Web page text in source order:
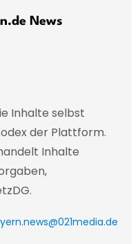
News
Inhalte selbst
der Plattform.
Inhalte